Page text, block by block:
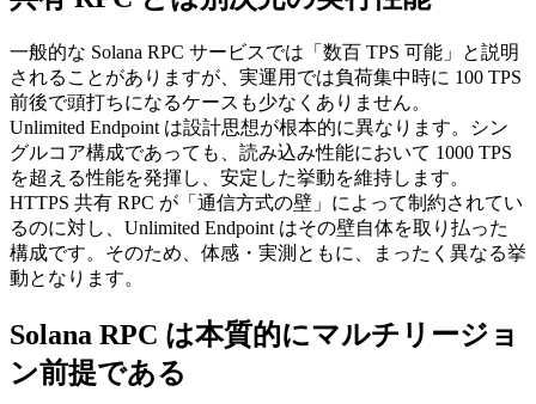
一般的な Solana RPC サービスでは「数百 TPS 可能」と説明
されることがありますが、実運用では負荷集中時に 100 TPS
前後で頭打ちになるケースも少なくありません。
Unlimited Endpoint は設計思想が根本的に異なります。シン
グルコア構成であっても、読み込み性能において 1000 TPS
を超える性能を発揮し、安定した挙動を維持します。
HTTPS 共有 RPC が「通信方式の壁」によって制約されてい
るのに対し、Unlimited Endpoint はその壁自体を取り払った
構成です。そのため、体感・実測ともに、まったく異なる挙
動となります。
Solana RPC は本質的にマルチリージョ
ン前提である